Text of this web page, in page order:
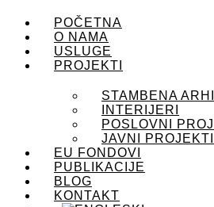
POČETNA
O NAMA
USLUGE
PROJEKTI
STAMBENA
INTERIJERI
POSLOVNI
JAVNI PROJEKTI
EU FONDOVI
PUBLIKACIJE
BLOG
KONTAKT